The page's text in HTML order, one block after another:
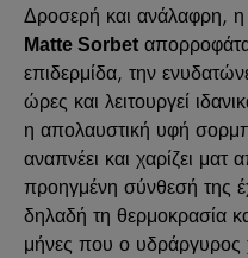
Δροσερή και ανάλαφρη, η
Matte Sorbet
επιδερμίδα, την
ώρες και λειτουργεί
η απολαυστική υφή
αναπνέει και χαρίζει
προηγμένη σύνθεσή της
δηλαδή τη θερμοκρασία
μήνες που ο υδράργυρος